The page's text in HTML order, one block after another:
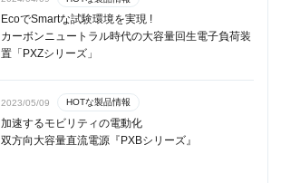
EcoでSmartな試験環境を実現 !
カーボンニュートラル時代の大容量回生電子負荷装
置「PXZシリーズ」
2023/05/09 HOTな製品情報
加速するモビリティの電動化
双方向大容量直流電源『PXBシリーズ』